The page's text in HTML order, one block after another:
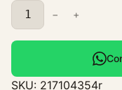
D
e
p
s
− +
SKU: 217104354r